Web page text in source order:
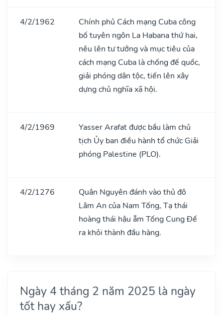
4/2/1962
Chính phủ Cách mạng Cuba công
bố tuyên ngôn La Habana thứ hai,
nêu lên tư tưởng và mục tiêu của
cách mạng Cuba là chống đế quốc,
giải phóng dân tộc, tiến lên xây
dựng chủ nghĩa xã hội.
4/2/1969
Yasser Arafat được bầu làm chủ
tịch Ủy ban điều hành tổ chức Giải
phóng Palestine (PLO).
4/2/1276
Quân Nguyên đánh vào thủ đô
Lâm An của Nam Tống, Tạ thái
hoàng thái hậu ẵm Tống Cung Đế
ra khỏi thành đầu hàng.
Ngày 4 tháng 2 năm 2025 là ngày
tốt hay xấu?